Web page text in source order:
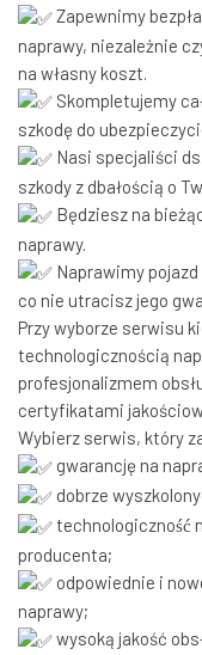
Zapewnimy
naprawy, niezależnie
na własny koszt.
Skompletujemy
szkodę do
Nasi specjaliści
szkody z dbałością o
Będziesz na
naprawy.
Naprawimy
co nie utracisz jego
Przy wyborze serwisu
technologicznością
profesjonalizmem
certyfikatami
Wybierz serwis, który
gwarancję na
dobrze
technologiczność
producenta;
odpowiednie i
naprawy;
wysoką jakość